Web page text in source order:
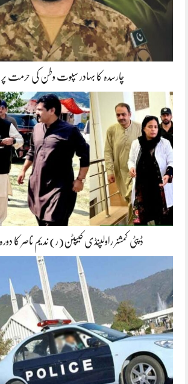
چارسدہ کا بہادر سپوت وطن کی حرمت پر
ڈپٹی کمشنر راولپنڈی کیپٹن(ر) ندیم ناصر کا